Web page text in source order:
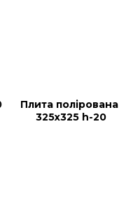
Плита полірована
325х325 h-20